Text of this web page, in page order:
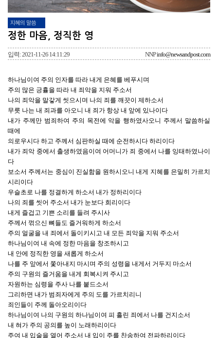
지혜의 말씀
정한 마음, 정직한 영
입력: 2021-11-26 14:11:29 NNPinfo@newsandpost.com
하나님이여 주의 인자를 따라 내게 은혜를 베푸시며
주의 많은 긍휼을 따라 내 죄악을 지워 주소서
나의 죄악을 말갛게 씻으시며 나의 죄를 깨끗이 제하소서
무릇 나는 내 죄과를 아오니 내 죄가 항상 내 앞에 있나이다
내가 주께만 범죄하여 주의 목전에 악을 행하였사오니 주께서 말씀하실
때에
의로우시다 하고 주께서 심판하실 때에 순전하시다 하리이다
내가 죄악 중에서 출생하였음이여 어머니가 죄 중에서 나를 잉태하였나이
다
보소서 주께서는 중심이 진실함을 원하시오니 내게 지혜를 은밀히 가르치
시리이다
우슬초로 나를 정결하게 하소서 내가 정하리이다
나의 죄를 씻어 주소서 내가 눈보다 희리이다
내게 즐겁고 기쁜 소리를 들려 주시사
주께서 꺾으신 뼈들도 즐거워하게 하소서
주의 얼굴을 내 죄에서 돌이키시고 내 모든 죄악을 지워 주소서
하나님이여 내 속에 정한 마음을 창조하시고
내 안에 정직한 영을 새롭게 하소서
나를 주 앞에서 쫓아내지 마시며 주의 성령을 내게서 거두지 마소서
주의 구원의 즐거움을 내게 회복시켜 주시고
자원하는 심령을 주사 나를 붙드소서
그리하면 내가 범죄자에게 주의 도를 가르치리니
죄인들이 주께 돌아오리이다
하나님이여 나의 구원의 하나님이여 피 흘린 죄에서 나를 건지소서
내 혀가 주의 공의를 높이 노래하리이다
주여 내 입술을 열어 주소서 내 입이 주를 찬송하여 전파하리이다